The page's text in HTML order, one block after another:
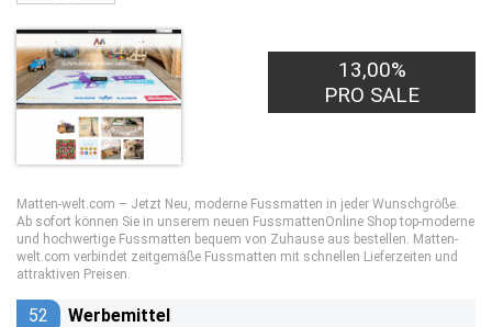
13,00%
PRO SALE
Matten-welt.com – Jetzt Neu, moderne Fussmatten in jeder Wunschgröße.
Ab sofort können Sie in unserem neuen FussmattenOnline Shop top-moderne
und hochwertige Fussmatten bequem von Zuhause aus bestellen. Matten-
welt.com verbindet zeitgemäße Fussmatten mit schnellen Lieferzeiten und
attraktiven Preisen.
52 Werbemittel